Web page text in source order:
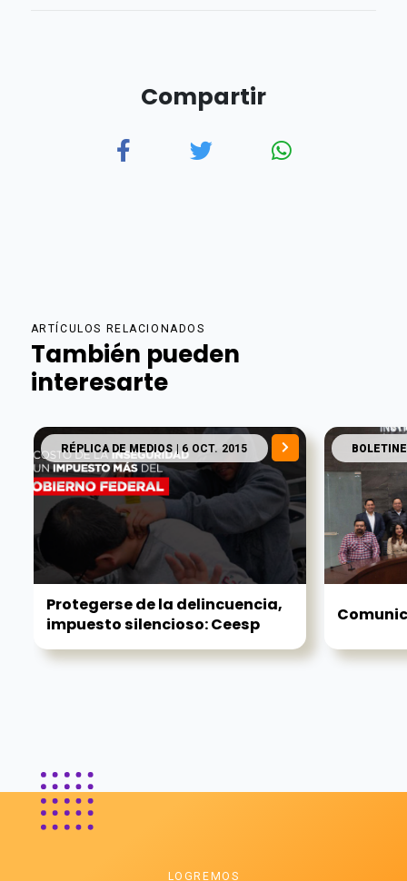
Compartir
ARTÍCULOS RELACIONADOS
También pueden
interesarte
RÉPLICA DE MEDIOS | 6 OCT. 2015
Protegerse de la delincuencia,
impuesto silencioso: Ceesp
LOGREMOS